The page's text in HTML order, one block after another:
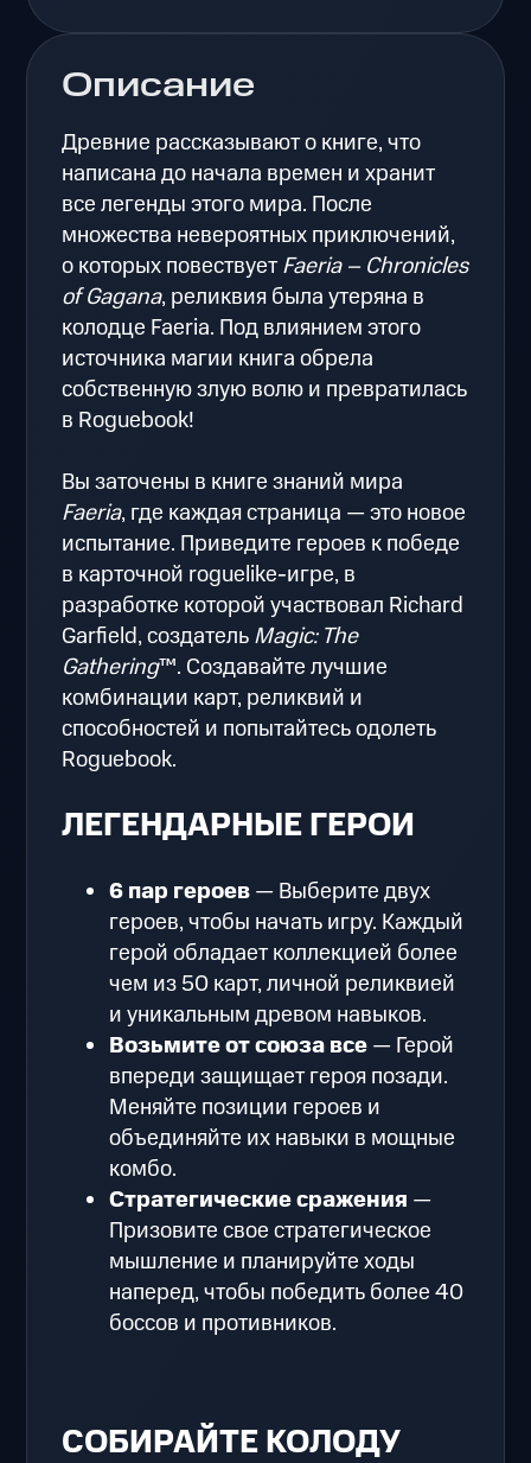
Описание
Древние рассказывают о книге, что
написана до начала времен и хранит
все легенды этого мира. После
множества невероятных приключений,
о которых повествуетFaeria – Chronicles
of Gagana, реликвия была утеряна в
колодце Faeria. Под влиянием этого
источника магии книга обрела
собственную злую волю и превратилась
в Roguebook!
Вы заточены в книге знаний мира
Faeria, где каждая страница — это новое
испытание. Приведите героев к победе
в карточной roguelike-игре, в
разработке которой участвовал Richard
Garfield, создательMagic: The
Gathering™. Создавайте лучшие
комбинации карт, реликвий и
способностей и попытайтесь одолеть
Roguebook.
ЛЕГЕНДАРНЫЕ ГЕРОИ
6 пар героев— Выберите двух
героев, чтобы начать игру. Каждый
герой обладает коллекцией более
чем из 50 карт, личной реликвией
и уникальным древом навыков.
Возьмите от союза все— Герой
впереди защищает героя позади.
Меняйте позиции героев и
объединяйте их навыки в мощные
комбо.
Стратегические сражения —
Призовите свое стратегическое
мышление и планируйте ходы
наперед, чтобы победить более 40
боссов и противников.
СОБИРАЙТЕ КОЛОДУ